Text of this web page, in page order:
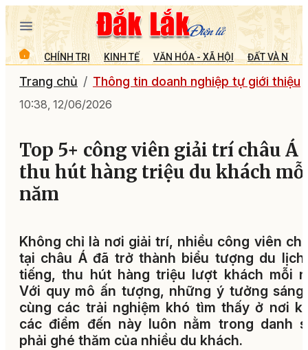
CHÍNH TRỊ KINH TẾ VĂN HÓA - XÃ HỘI ĐẤT VÀ
Trang chủ Thông tin doanh nghiệp tự giới thiệu
10:38, 12/06/2026
Top 5+ công viên giải trí châu Á
thu hút hàng triệu du khách
năm
Không chỉ là nơi giải trí, nhiều công viên
tại châu Á đã trở thành biểu tượng du lịch
tiếng, thu hút hàng triệu lượt khách mỗi
Với quy mô ấn tượng, những ý tưởng sáng
cùng các trải nghiệm khó tìm thấy ở nơi
các điểm đến này luôn nằm trong danh
phải ghé thăm của nhiều du khách.